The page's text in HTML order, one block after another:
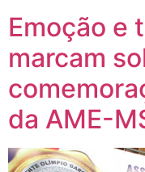
Emoção e
marcam
da AME-